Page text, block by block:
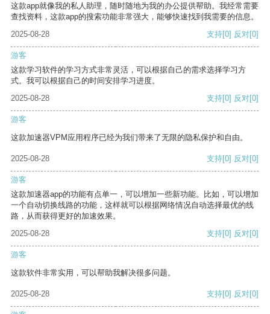
这款app就像我的私人助理，随时随地为我的办公提供帮助。我经常需要
查找资料，这款app的搜索功能非常强大，能够快速找到我需要的信息。
2025-08-28
支持[0] 反对[0]
游客
这款学习软件的学习方式非常灵活，可以根据自己的需求选择学习方
式。我可以根据自己的时间安排学习进度。
2025-08-28
支持[0] 反对[0]
游客
这款加速器VPM应用程序已经为我们带来了无限的隐私保护和自由。
2025-08-28 支持[0] 反对[0]
游客
这款加速器app的功能有点单一，可以增加一些新功能。比如，可以增加
一个自动切换线路的功能，这样就可以根据网络情况自动选择最优的线
路，从而获得更好的加速效果。
2025-08-28
支持[0] 反对[0]
游客
这款软件非常实用，可以帮助我解决很多问题。
2025-08-28 支持[0] 反对[0]